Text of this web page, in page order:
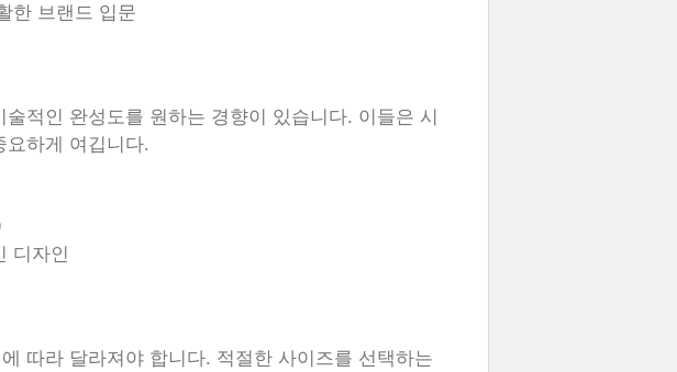
한 브랜드 입문
적인 완성도를 원하는 경향이 있습니다. 이들은 시
요하게 여깁니다.
디자인
따라 달라져야 합니다. 적절한 사이즈를 선택하는